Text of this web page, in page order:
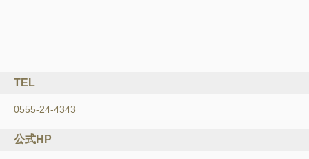
TEL
0555-24-4343
公式HP